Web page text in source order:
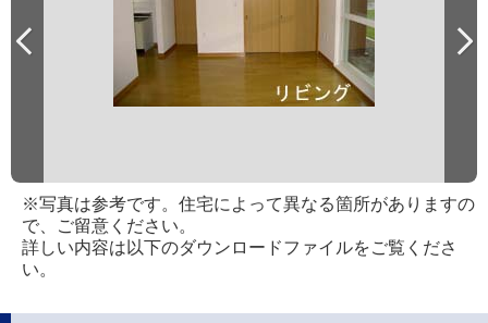
※写真は参考です。住宅によって異なる箇所がありますの
で、ご留意ください。
詳しい内容は以下のダウンロードファイルをご覧くださ
い。